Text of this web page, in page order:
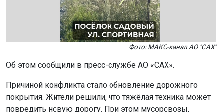
Фото: МАКС-канал АО "САХ"
Об этом сообщили в пресс-службе АО «САХ».
покрытия. Жители решили, что тяжёлая техника может
которые вывозят отходы из частного сектора они
пропускают без препятствий.